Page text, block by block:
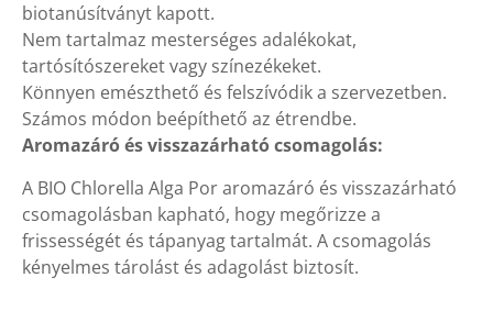
biotanúsítványt kapott.
Nem tartalmaz mesterséges adalékokat,
tartósítószereket vagy színezékeket.
Könnyen emészthető és felszívódik a szervezetben.
Számos módon beépíthető az étrendbe.
Aromazáró és visszazárható csomagolás:
A BIO Chlorella Alga Por aromazáró és visszazárható
csomagolásban kapható, hogy megőrizze a
frissességét és tápanyag tartalmát. A csomagolás
kényelmes tárolást és adagolást biztosít.